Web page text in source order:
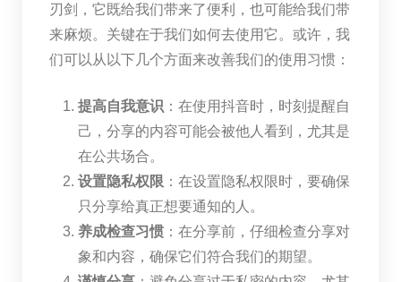
刃剑，它既给我们带来了便利，也可能给我们带
来麻烦。关键在于我们如何去使用它。或许，我
们可以从以下几个方面来改善我们的使用习惯：
提高自我意识 ：在使用抖音时，时刻提醒自
己，分享的内容可能会被他人看到，尤其是
在公共场合。
设置隐私权限 ：在设置隐私权限时，要确保
只分享给真正想要通知的人。
养成检查习惯：在分享前，仔细检查分享对
象和内容，确保它们符合我们的期望。